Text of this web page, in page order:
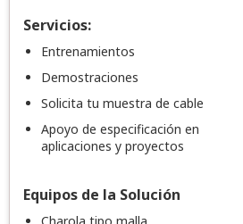
Servicios:
Entrenamientos
Demostraciones
Solicita tu muestra de cable
Apoyo de especificación en
aplicaciones y proyectos
Equipos de la Solución
Charola tipo malla